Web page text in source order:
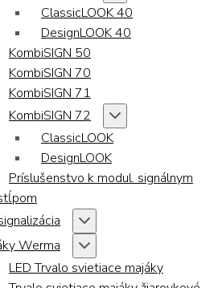
ClassicLOOK 40
DesignLOOK 40
KombiSIGN 50
KombiSIGN 70
KombiSIGN 71
KombiSIGN 72
ClassicLOOK
DesignLOOK
Príslušenstvo k modul. signálnym
Werma
LED Trvalo svietiace majáky